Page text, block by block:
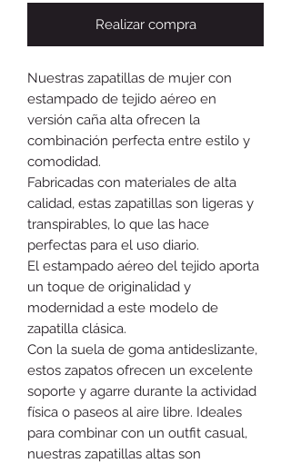
Realizar compra
Nuestras zapatillas de mujer con
estampado de tejido aéreo en
versión caña alta ofrecen la
combinación perfecta entre estilo y
comodidad.
Fabricadas con materiales de alta
calidad, estas zapatillas son ligeras y
transpirables, lo que las hace
perfectas para el uso diario.
El estampado aéreo del tejido aporta
un toque de originalidad y
modernidad a este modelo de
zapatilla clásica.
Con la suela de goma antideslizante,
estos zapatos ofrecen un excelente
soporte y agarre durante la actividad
física o paseos al aire libre. Ideales
para combinar con un outfit casual,
nuestras zapatillas altas son